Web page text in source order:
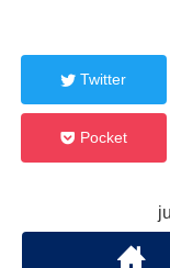
Twitter
Pocket